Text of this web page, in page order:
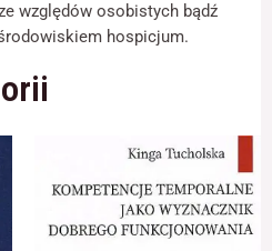
względów osobistych bądź
hospicjum.